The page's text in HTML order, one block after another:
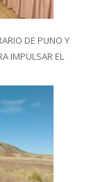
DE PUNO Y
IMPULSAR EL